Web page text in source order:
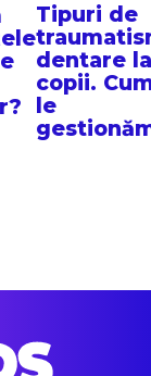
Tipuri de
dentare la
copii.
le